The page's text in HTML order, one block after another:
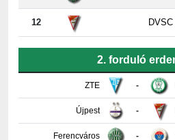
ZTE -
Újpest
Ferencváros
Győr